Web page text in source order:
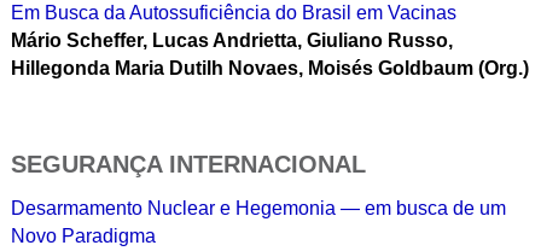
Em Busca da Autossuficiência do Brasil em Vacinas
Mário Scheffer, Lucas Andrietta, Giuliano Russo,
Hillegonda Maria Dutilh Novaes, Moisés Goldbaum (Org.)
SEGURANÇA INTERNACIONAL
Desarmamento Nuclear e Hegemonia — em busca de um
Novo Paradigma